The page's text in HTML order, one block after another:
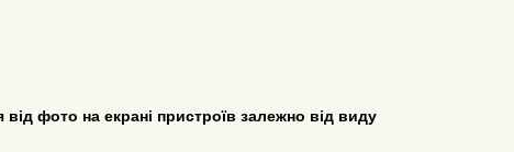
від фото на екрані пристроїв залежно від виду